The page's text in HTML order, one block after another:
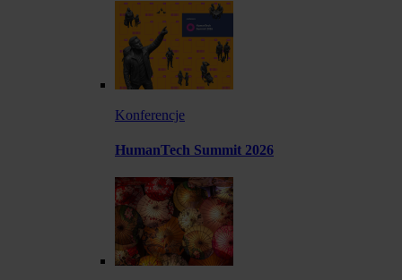
Konferencje
HumanTech Summit 2026